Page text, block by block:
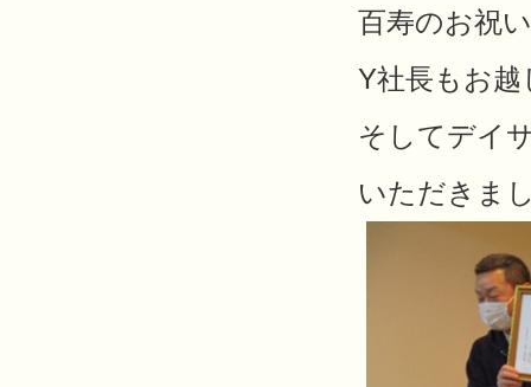
百寿のお祝
Y社長もお
そしてデイ
いただきま